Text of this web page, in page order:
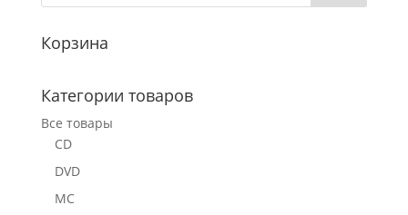
Корзина
Категории товаров
Все товары
CD
DVD
MC